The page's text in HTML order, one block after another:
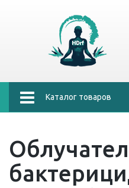
Каталог товаров